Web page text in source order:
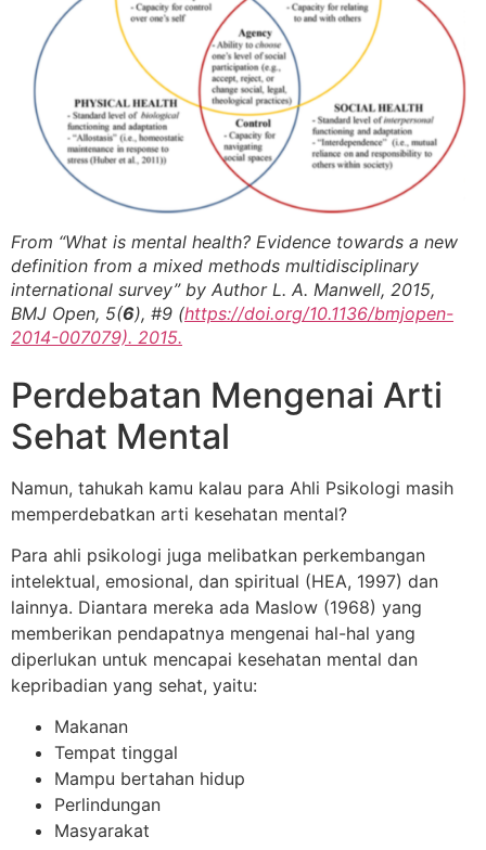
From “What is mental health? Evidence towards a new
definition from a mixed methods multidisciplinary
international survey” by Author L. A. Manwell, 2015,
BMJ Open, 5(6), #9 (https://doi.org/10.1136/bmjopen-
2014-007079). 2015.
Perdebatan Mengenai Arti
Sehat Mental
Namun, tahukah kamu kalau para Ahli Psikologi masih
memperdebatkan arti kesehatan mental?
Para ahli psikologi juga melibatkan perkembangan
intelektual, emosional, dan spiritual (HEA, 1997) dan
lainnya. Diantara mereka ada Maslow (1968) yang
memberikan pendapatnya mengenai hal-hal yang
diperlukan untuk mencapai kesehatan mental dan
kepribadian yang sehat, yaitu:
Makanan
Tempat tinggal
Mampu bertahan hidup
Perlindungan
Masyarakat